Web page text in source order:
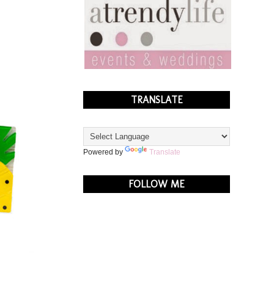
TRANSLATE
Powered by Translate
FOLLOW ME